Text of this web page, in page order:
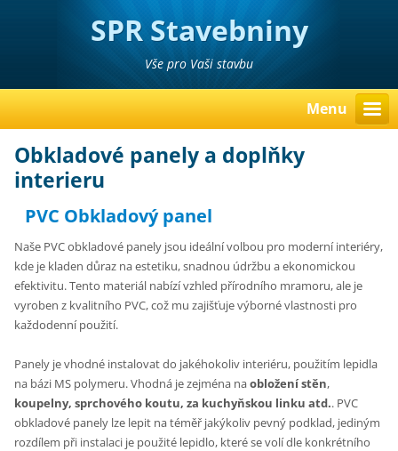
SPR Stavebniny
Poděbrady Pavel Richter
Vše pro Vaši stavbu
Menu
Obkladové panely a doplňky
interieru
PVC Obkladový panel
Naše PVC obkladové panely jsou ideální volbou pro moderní interiéry,
kde je kladen důraz na estetiku, snadnou údržbu a ekonomickou
efektivitu. Tento materiál nabízí vzhled přírodního mramoru, ale je
vyroben z kvalitního PVC, což mu zajišťuje výborné vlastnosti pro
každodenní použití.
Panely je vhodné instalovat do jakéhokoliv interiéru, použitím lepidla
na bázi MS polymeru.Vhodná je zejména naobložení stěn,
koupelny, sprchového koutu, za kuchyňskou linku atd.. PVC
obkladové panely lze lepit na téměř jakýkoliv pevný podklad, jediným
rozdílem při instalaci je použité lepidlo, které se volí dle konkrétního